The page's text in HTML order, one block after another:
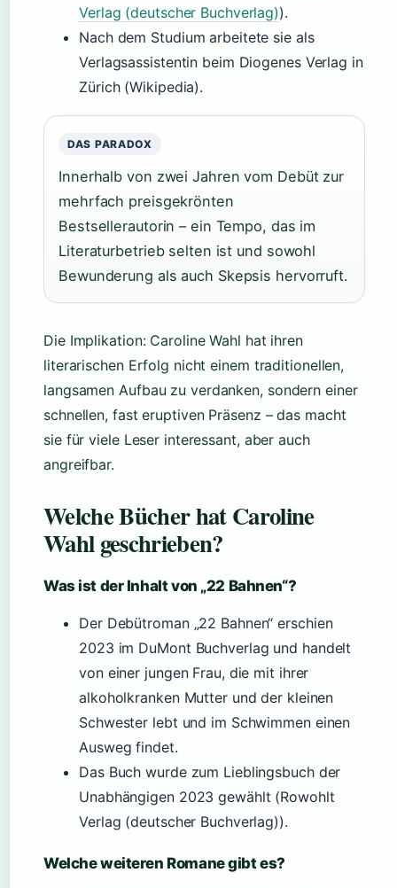
Verlag (deutscher Buchverlag)).
Nach dem Studium arbeitete sie als
Verlagsassistentin beim Diogenes Verlag in
Zürich (Wikipedia).
DAS PARADOX
Innerhalb von zwei Jahren vom Debüt zur
mehrfach preisgekrönten
Bestsellerautorin – ein Tempo, das im
Literaturbetrieb selten ist und sowohl
Bewunderung als auch Skepsis hervorruft.
Die Implikation: Caroline Wahl hat ihren
literarischen Erfolg nicht einem traditionellen,
langsamen Aufbau zu verdanken, sondern einer
schnellen, fast eruptiven Präsenz – das macht
sie für viele Leser interessant, aber auch
angreifbar.
Welche Bücher hat Caroline
Wahl geschrieben?
Was ist der Inhalt von „22 Bahnen“?
Der Debütroman „22 Bahnen“ erschien
2023 im DuMont Buchverlag und handelt
von einer jungen Frau, die mit ihrer
alkoholkranken Mutter und der kleinen
Schwester lebt und im Schwimmen einen
Ausweg findet.
Das Buch wurde zum Lieblingsbuch der
Unabhängigen 2023 gewählt (Rowohlt
Verlag (deutscher Buchverlag)).
Welche weiteren Romane gibt es?